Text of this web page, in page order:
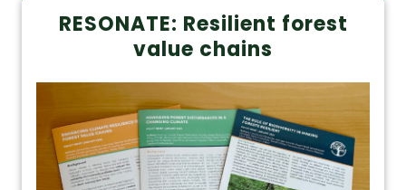
RESONATE: Resilient forest
value chains